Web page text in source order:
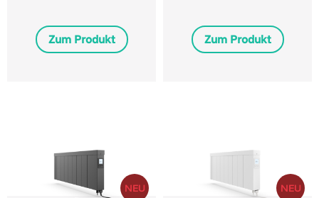
Zum Produkt Zum Produkt